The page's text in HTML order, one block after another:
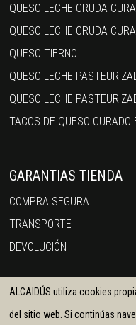
QUESO LECHE CRUDA
QUESO LECHE CRUDA
QUESO TIERNO
QUESO LECHE
QUESO LECHE
TACOS DE QUESO CURADO
GARANTIAS TIENDA
COMPRA SEGURA
TRANSPORTE
DEVOLUCIÓN
ALCAIDÚS utiliza cookies
del sitio web. Si continúas